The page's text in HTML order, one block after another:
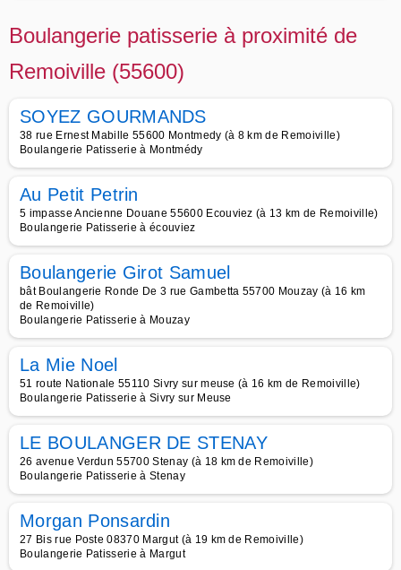
Boulangerie patisserie à proximité de
Remoiville (55600)
SOYEZ GOURMANDS
38 rue Ernest Mabille 55600 Montmedy (à 8 km de Remoiville)
Boulangerie Patisserie à Montmédy
Au Petit Petrin
5 impasse Ancienne Douane 55600 Ecouviez (à 13 km de Remoiville)
Boulangerie Patisserie à écouviez
Boulangerie Girot Samuel
bât Boulangerie Ronde De 3 rue Gambetta 55700 Mouzay (à 16 km
de Remoiville)
Boulangerie Patisserie à Mouzay
La Mie Noel
51 route Nationale 55110 Sivry sur meuse (à 16 km de Remoiville)
Boulangerie Patisserie à Sivry sur Meuse
LE BOULANGER DE STENAY
26 avenue Verdun 55700 Stenay (à 18 km de Remoiville)
Boulangerie Patisserie à Stenay
Morgan Ponsardin
27 Bis rue Poste 08370 Margut (à 19 km de Remoiville)
Boulangerie Patisserie à Margut